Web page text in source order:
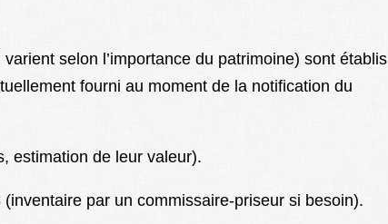
selon l’importance du patrimoine) sont établis
fourni au moment de la notification du
estimation de leur valeur).
(inventaire par un commissaire-priseur si besoin).